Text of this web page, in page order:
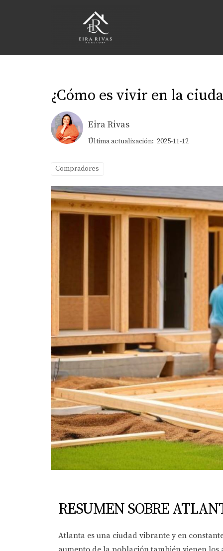
¿Cómo es vivir en la
Eira Rivas
Última actualización: 2025-11-12
Compradores
RESUMEN SOBRE
Atlanta es una ciudad vibrante y en